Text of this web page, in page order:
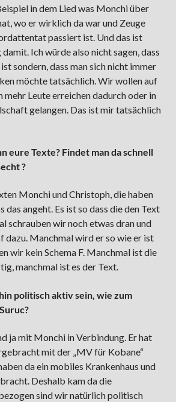
in dem Lied was Monchi über
wo er wirklich da war und Zeuge
passiert ist. Und das ist
Ich würde also nicht sagen, dass
sondern, dass man sich nicht immer
möchte tatsächlich. Wir wollen auf
mehr Leute erreichen dadurch oder in
gelangen. Das ist mir tatsächlich
eure Texte? Findet man da schnell
?
Monchi und Christoph, die haben
das angeht. Es ist so dass die den Text
schrauben wir noch etwas dran und
dazu. Manchmal wird er so wie er ist
wir kein Schema F. Manchmal ist die
manchmal ist es der Text.
politisch aktiv sein, wie zum
ja mit Monchi in Verbindung. Er hat
mit der „MV für Kobane“
da ein mobiles Krankenhaus und
Deshalb kam da die
sind wir natürlich politisch